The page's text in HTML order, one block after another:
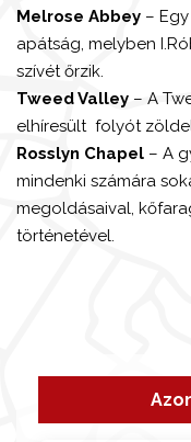
Melrose Abbey –
apátság, melyben
szívét őrzik.
Tweed Valley – A
elhíresült folyót
Rosslyn Chapel – A
mindenki számára
megoldásaival,
történetével.